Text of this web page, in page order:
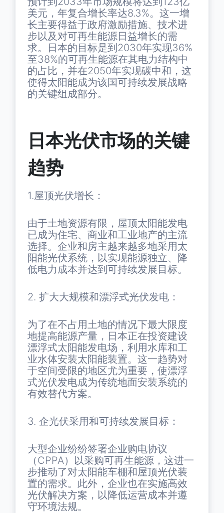
美元，年复合增长率达8.3%。这一增
长主要得益于政府激励措施、技术进
步以及对可再生能源日益增长的需
求。日本的目标是到2030年实现36%
至38%的可再生能源在其电力结构中
的占比，并在2050年实现碳中和，这
使得太阳能成为该国可持续发展战略
的关键组成部分。
日本光伏市场的关键
趋势
1.屋顶光伏增长：
由于土地资源有限，屋顶太阳能发电
已成为住宅、商业和工业地产的主流
选择。企业和房主越来越多地采用太
阳能光伏系统，以实现能源独立、降
低电力成本并达到可持续发展目标。
2. 扩大大规模和漂浮式光伏发电：
为了在不占用土地的情况下最大限度
地提高能源产量，日本正在投资建设
漂浮式太阳能发电场，利用水库和工
业水体安装太阳能装置。这一趋势对
于空间受限的地区尤为重要，使漂浮
式光伏发电成为传统地面安装系统的
有效替代方案。
3. 企光伏采用和可持续发展目标：
大型企业纷纷签署企业购电协议
（CPPA）以采购可再生能源，这进一
步推动了对太阳能车棚和屋顶光伏装
置的需求。此外，企业也在实施高效
光伏解决方案，以降低运营成本并遵
守环境法规。